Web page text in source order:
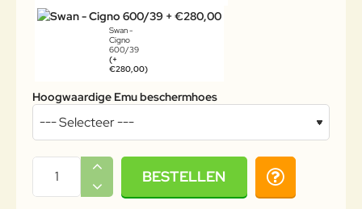
Swan -
Cigno
600/39
(+
€280,00)
Hoogwaardige Emu beschermhoes
BESTELLEN